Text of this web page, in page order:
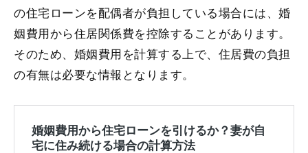
の住宅ローンを配偶者が負担している場合には、婚
姻費用から住居関係費を控除することがあります。
そのため、婚姻費用を計算する上で、住居費の負担
の有無は必要な情報となります。